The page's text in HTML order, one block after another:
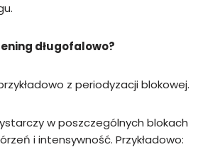
długofalowo?
z periodyzacji blokowej.
w poszczególnych blokach
i intensywność. Przykładowo: